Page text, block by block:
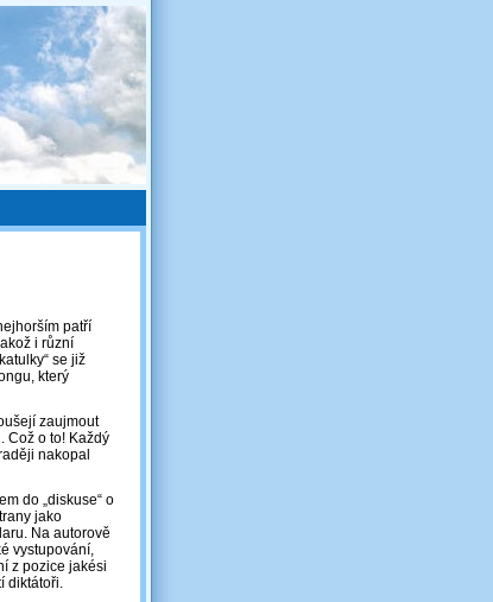
patří
i různí
se již
který
zaujmout
Což o to! Každý
nakopal
do „diskuse“ o
jako
Na autorově
vystupování,
z pozice jakési
diktátoři.